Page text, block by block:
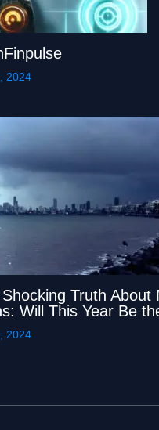
2024
Truth About
Will This Year Be
2024